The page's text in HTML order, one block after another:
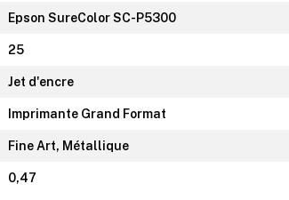
Epson SureColor SC-P5300
25
Jet d'encre
Imprimante Grand Format
Fine Art, Métallique
0,47